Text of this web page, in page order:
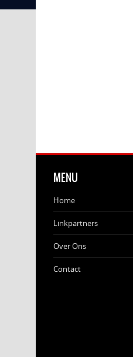
MENU
Home
Linkpartners
Over Ons
Contact